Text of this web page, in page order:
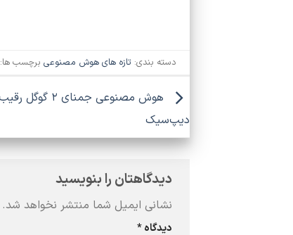
دسته بندی:تازه های هوش مصنوعی برچسب ها:
دیپ‌سیک
دیدگاهتان را بنویسید
نشانی ایمیل شما منتشر نخواهد شد.
دیدگاه*